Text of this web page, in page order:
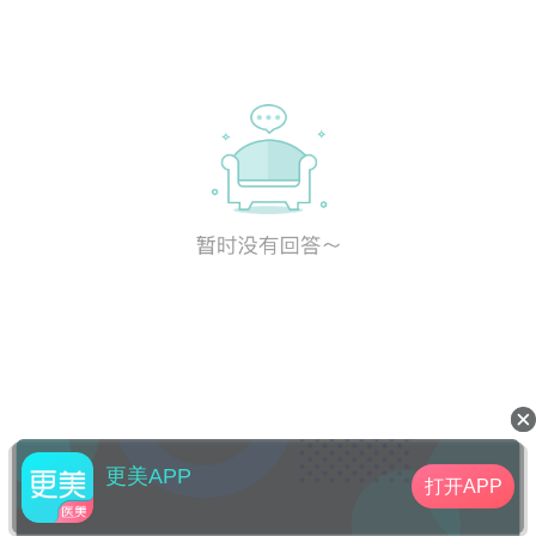
更美APP 打开APP